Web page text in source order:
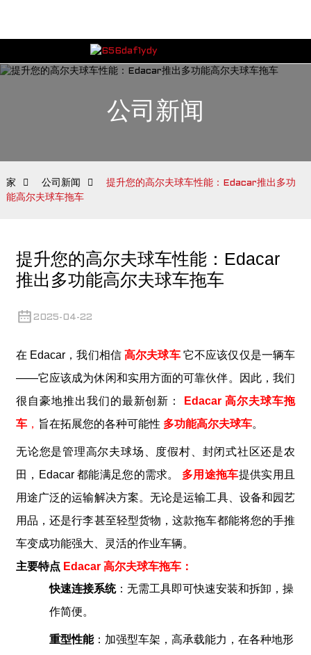
公司新闻
家 公司新闻
提升您的高尔夫球车性能：Edacar推出多功
能高尔夫球车拖车
提升您的高尔夫球车性能：Edacar
推出多功能高尔夫球车拖车
2025-04-22
在 Edacar，我们相信高尔夫球车 它不应该仅仅是一辆车
——它应该成为休闲和实用方面的可靠伙伴。因此，我们
很自豪地推出我们的最新创新：
Edacar 高尔夫球车拖
车， 旨在拓展您的各种可能性 多功能高尔夫球车。
无论您是管理高尔夫球场、度假村、封闭式社区还是农
田，Edacar 都能满足您的需求。 多用途拖车提供实用且
用途广泛的运输解决方案。无论是运输工具、设备和园艺
用品，还是行李甚至轻型货物，这款拖车都能将您的手推
车变成功能强大、灵活的作业车辆。
主要特点 Edacar 高尔夫球车拖车：
快速连接系统：无需工具即可快速安装和拆卸，操
作简便。
重型性能：加强型车架，高承载能力，在各种地形